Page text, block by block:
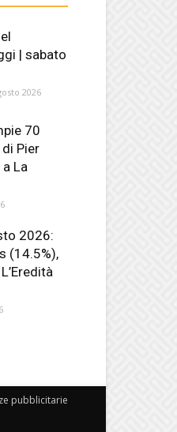
| sabato
2026
70
Pier
La
2026:
(14.5%),
pubblicitarie